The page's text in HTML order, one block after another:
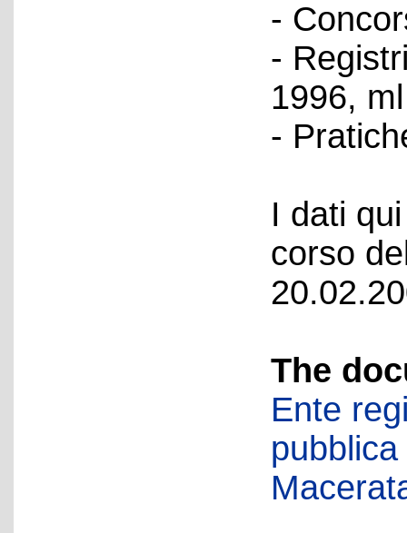
-
-
1996,
-
I dati
corso
The
Ente